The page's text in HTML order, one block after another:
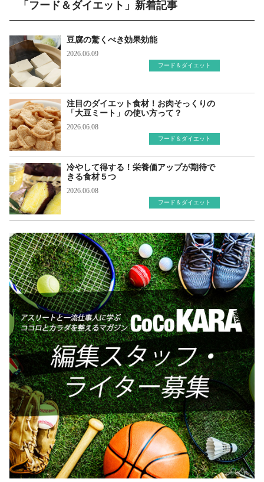
「フード＆ダイエット」新着記事
豆腐の驚くべき効果効能
2026.06.09
フード＆ダイエット
注目のダイエット食材！お肉そっくりの
「大豆ミート」の使い方って？
2026.06.08
フード＆ダイエット
冷やして得する！栄養価アップが期待で
きる食材５つ
2026.06.08
フード＆ダイエット